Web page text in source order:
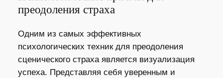
преодоления страха
Одним из самых эффективных
психологических техник для преодоления
сценического страха является визуализация
успеха. Представляя себя уверенным и